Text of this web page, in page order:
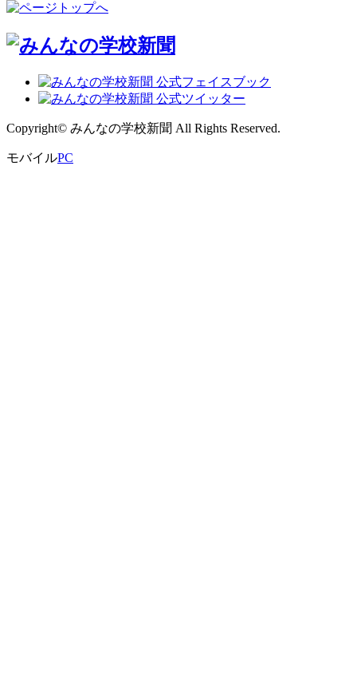
Copyright© みんなの学校新聞 All Rights Reserved.
モバイルPC